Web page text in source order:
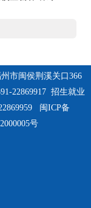
市闽侯荆溪关口366
22869917 招生就业
闽ICP备
号